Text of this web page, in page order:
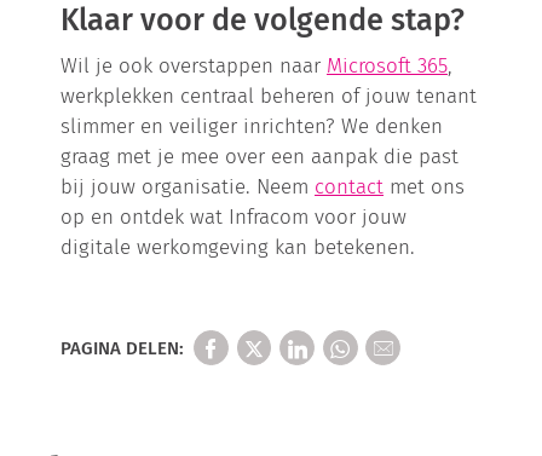
Klaar voor de volgende stap?
Wil je ook overstappen naar Microsoft 365,
werkplekken centraal beheren of jouw tenant
slimmer en veiliger inrichten? We denken
graag met je mee over een aanpak die past
bij jouw organisatie. Neem contact met ons
op en ontdek wat Infracom voor jouw
digitale werkomgeving kan betekenen.
PAGINA DELEN: